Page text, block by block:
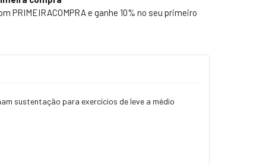
PRIMEIRACOMPRA e ganhe 10% no seu primeiro
sustentação para exercícios de leve a médio